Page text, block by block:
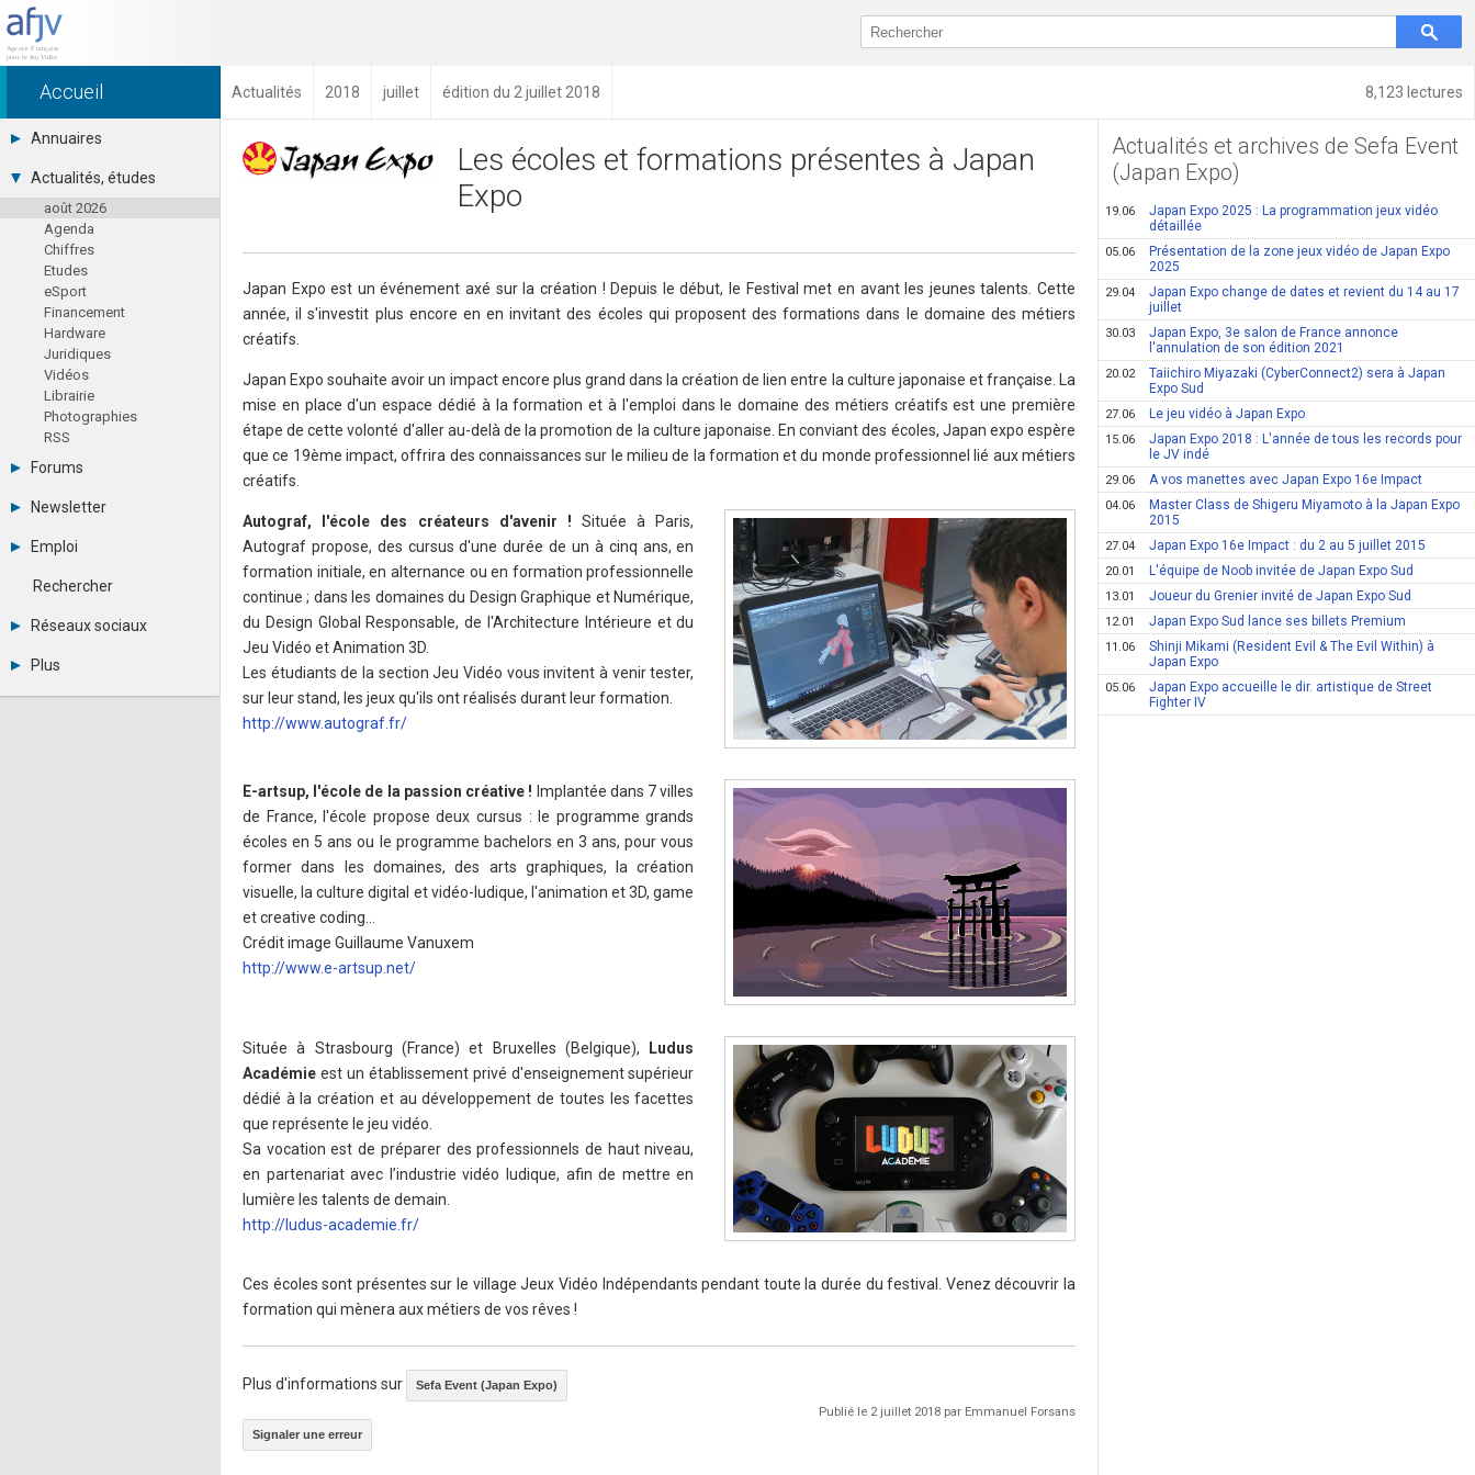
8,123 lectures
Accueil Actualités 2018 juillet édition du 2 juillet 2018
Annuaires
Toutes les sociétés (691)
Studios (418)
Editeurs (49)
Distributeurs (16)
Hard. / Accessoires (10)
Middlewares (15)
Prestataires (99)
Assoc. / Syndicats (21)
Formations / Ecoles (46)
Presse spécialisée (17)
Actualités, études
août 2026
Agenda
Chiffres
Etudes
eSport
Financement
Hardware
Juridiques
Vidéos
Librairie
Photographies
RSS
Forums
Tous les forums
Se connecter
Messages privés
Contacter un modérateur
Newsletter
Archives
Abonnement
Emploi
Consulter les annonces
Observatoire de l'emploi
Rechercher
Réseaux sociaux
LinkedIn
Plus
Annonceurs
Les écoles et formations présentes à Japan
Expo
Japan Expo est un événement axé sur la création ! Depuis le début, le Festival met en avant les jeunes talents. Cette
année, il s'investit plus encore en en invitant des écoles qui proposent des formations dans le domaine des métiers
créatifs.
Japan Expo souhaite avoir un impact encore plus grand dans la création de lien entre la culture japonaise et française. La
mise en place d'un espace dédié à la formation et à l'emploi dans le domaine des métiers créatifs est une première
étape de cette volonté d'aller au-delà de la promotion de la culture japonaise. En conviant des écoles, Japan expo espère
que ce 19ème impact, offrira des connaissances sur le milieu de la formation et du monde professionnel lié aux métiers
créatifs.
Autograf, l'école des créateurs d'avenir !Située à Paris,
Autograf propose, des cursus d'une durée de un à cinq ans, en
formation initiale, en alternance ou en formation professionnelle
continue ; dans les domaines du Design Graphique et Numérique,
du Design Global Responsable, de l'Architecture Intérieure et du
Jeu Vidéo et Animation 3D.
Les étudiants de la section Jeu Vidéo vous invitent à venir tester,
sur leur stand, les jeux qu'ils ont réalisés durant leur formation.
http://www.autograf.fr/
E-artsup, l'école de la passion créative ! Implantée dans 7 villes
de France, l'école propose deux cursus : le programme grands
écoles en 5 ans ou le programme bachelors en 3 ans, pour vous
former dans les domaines, des arts graphiques, la création
visuelle, la culture digital et vidéo-ludique, l'animation et 3D, game
et creative coding…
Crédit image Guillaume Vanuxem
http://www.e-artsup.net/
Située à Strasbourg (France) et Bruxelles (Belgique),
Ludus
Académie est un établissement privé d'enseignement supérieur
dédié à la création et au développement de toutes les facettes
que représente le jeu vidéo.
Sa vocation est de préparer des professionnels de haut niveau,
en partenariat avec l’industrie vidéo ludique, afin de mettre en
lumière les talents de demain.
http://ludus-academie.fr/
Ces écoles sont présentes sur le village Jeux Vidéo Indépendants pendant toute la durée du festival. Venez découvrir la
formation qui mènera aux métiers de vos rêves !
Plus d'informations sur Sefa Event (Japan Expo)
Publié le 2 juillet 2018 par Emmanuel Forsans
Signaler une erreur
Actualités et archives de Sefa Event
(Japan Expo)
19.06
Japan Expo 2025 : La programmation jeux vidéo
détaillée
05.06
Présentation de la zone jeux vidéo de Japan Expo
2025
29.04
Japan Expo change de dates et revient du 14 au 17
juillet
30.03
Japan Expo, 3e salon de France annonce
l'annulation de son édition 2021
20.02
Taiichiro Miyazaki (CyberConnect2) sera à Japan
Expo Sud
27.06 Le jeu vidéo à Japan Expo
15.06
Japan Expo 2018 : L'année de tous les records pour
le JV indé
29.06 A vos manettes avec Japan Expo 16e Impact
04.06
Master Class de Shigeru Miyamoto à la Japan Expo
2015
27.04 Japan Expo 16e Impact : du 2 au 5 juillet 2015
20.01 L'équipe de Noob invitée de Japan Expo Sud
13.01 Joueur du Grenier invité de Japan Expo Sud
12.01 Japan Expo Sud lance ses billets Premium
11.06
Shinji Mikami (Resident Evil & The Evil Within) à
Japan Expo
05.06
Japan Expo accueille le dir. artistique de Street
Fighter IV